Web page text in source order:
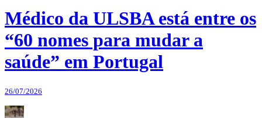
Médico da ULSBA está entre os
“60 nomes para mudar a
saúde” em Portugal
26/07/2026